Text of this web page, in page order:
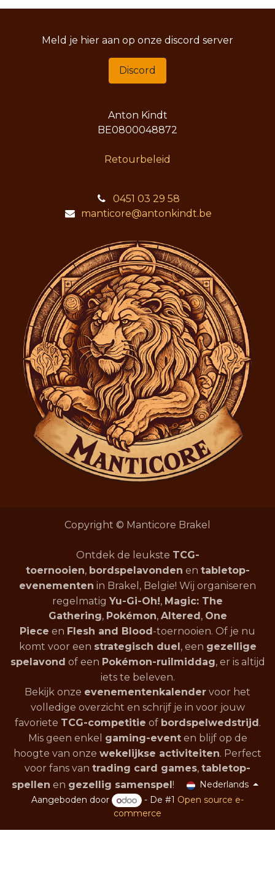
Meld je hier aan op onze discord server
Discord
Anton Kindt
BE0800048872
Retourbeleid
0451 03 29 58
manticore@antonkindt.be
Copyright © Manticore Brakel
Ontdek de leukste TCG-
toernooien, bordspelavonden en tabletop-
evenementen in Brakel, Belgie! Wij organiseren
regelmatig Yu-Gi-Oh!, Magic: The
Gathering, Pokémon, Altered , One
Piece en Flesh and Blood -toernooien. Of je nu
komt voor een strategisch duel, een gezellige
spelavond of een Pokémon-ruilmiddag, er is altijd
iets te beleven.
Bekijk onze evenementenkalender voor het
volledige overzicht en schrijf je in voor jouw
favoriete TCG-competitie of bordspelwedstrijd.
Mis geen enkel gaming-eventen blijf op de
hoogte van onze wekelijkse activiteiten. Perfect
voor fans van trading card games, tabletop-
spellen en gezellig samenspel!
Nederlands
Aangeboden door
- De #1 Open source e-
commerce